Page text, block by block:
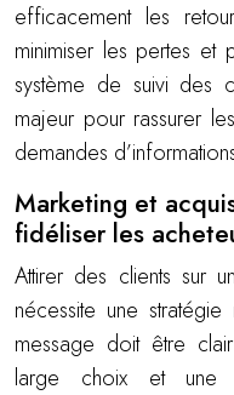
efficacement les
minimiser les pertes et
système de suivi des
majeur pour rassurer
demandes
Marketing et
fidéliser les
Attirer des clients sur
nécessite une
message doit être
large choix et une